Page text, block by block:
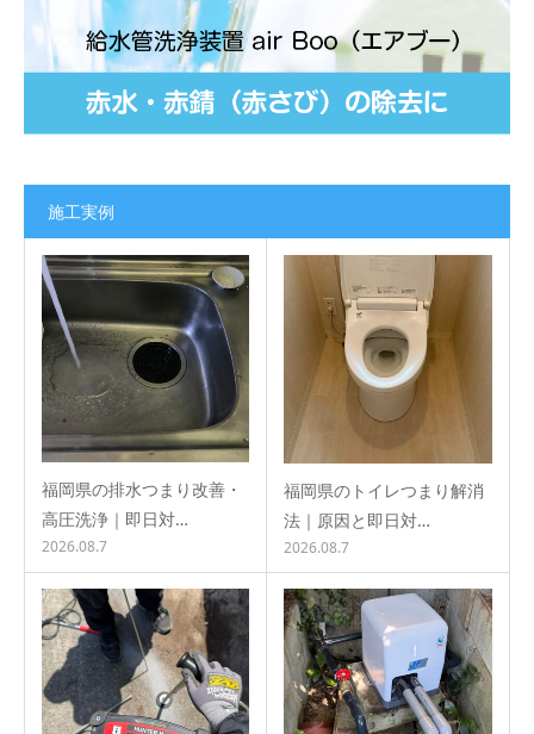
施工実例
福岡県の排水つまり改善・
高圧洗浄｜即日対…
2026.08.7
福岡県のトイレつまり解消
法｜原因と即日対…
2026.08.7